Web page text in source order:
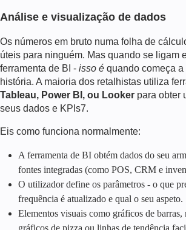
Análise e visualização de dados
Os números em bruto numa folha de
úteis para ninguém. Mas quando se ligam
ferramenta de BI - isso é quando começa a
história. A maioria dos retalhistas utiliza
Tableau, Power BI, ou Looker para obter
seus dados e KPIs7.
Eis como funciona normalmente:
A ferramenta de BI obtém dados do seu
fontes integradas (como POS, CRM e
O utilizador define os parâmetros - o que
frequência é atualizado e qual o seu aspeto.
Elementos visuais como gráficos de barras,
gráficos de pizza ou linhas de tendência